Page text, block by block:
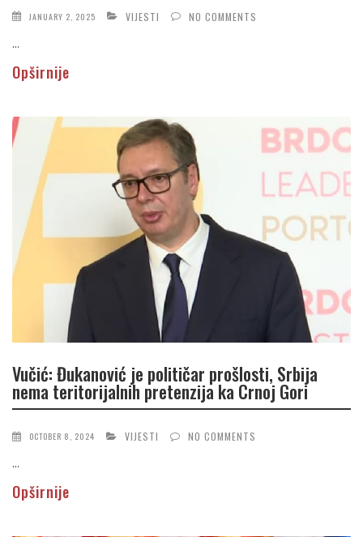
JANUARY 2, 2025 VIJESTI NO COMMENTS
...
Opširnije
Vučić: Đukanović je političar prošlosti, Srbija
nema teritorijalnih pretenzija ka Crnoj Gori
OCTOBER 8, 2024 VIJESTI NO COMMENTS
...
Opširnije